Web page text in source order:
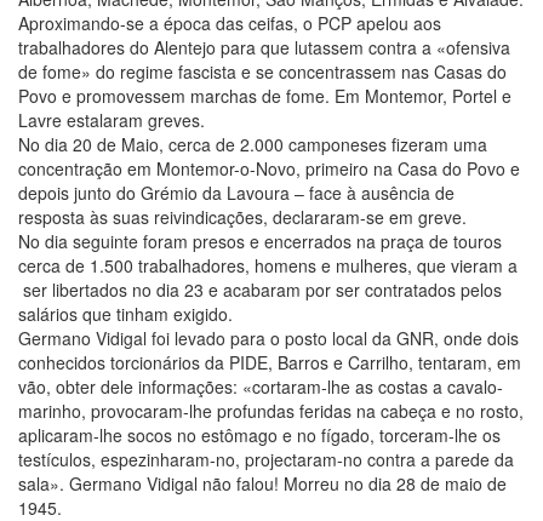
Aproximando-se a época das ceifas, o PCP apelou aos
trabalhadores do Alentejo para que lutassem contra a «ofensiva
de fome» do regime fascista e se concentrassem nas Casas do
Povo e promovessem marchas de fome. Em Montemor, Portel e
Lavre estalaram greves.
No dia 20 de Maio, cerca de 2.000 camponeses fizeram uma
concentração em Montemor-o-Novo, primeiro na Casa do Povo e
depois junto do Grémio da Lavoura – face à ausência de
resposta às suas reivindicações, declararam-se em greve.
No dia seguinte foram presos e encerrados na praça de touros
cerca de 1.500 trabalhadores, homens e mulheres, que vieram a
ser libertados no dia 23 e acabaram por ser contratados pelos
salários que tinham exigido.
Germano Vidigal foi levado para o posto local da GNR, onde dois
conhecidos torcionários da PIDE, Barros e Carrilho, tentaram, em
vão, obter dele informações: «cortaram-lhe as costas a cavalo-
marinho, provocaram-lhe profundas feridas na cabeça e no rosto,
aplicaram-lhe socos no estômago e no fígado, torceram-lhe os
testículos, espezinharam-no, projectaram-no contra a parede da
sala». Germano Vidigal não falou! Morreu no dia 28 de maio de
1945.